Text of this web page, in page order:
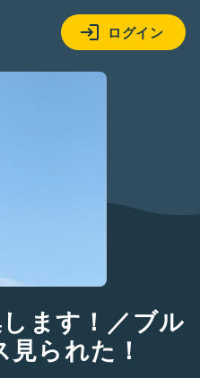
ログイン
ます！／ブル
られた！